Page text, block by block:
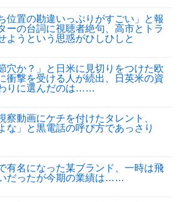
位置の勘違いっぷりがすごい」と報
ーの台詞に視聴者絶句、高市とトラ
ようという思惑がひしひしと
穴か？」と日米に見切りをつけた欧
衝撃を受ける人が続出、日英米の資
りに選んだのは……
察動画にケチを付けたタレント、
な」と黒電話の呼び方であっさり
有名になった某ブランド、一時は飛
だったが今期の業績は……